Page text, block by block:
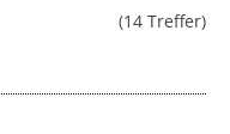
(14 Treffer)